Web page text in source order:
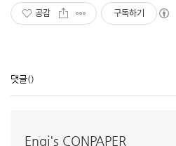
공감 구독하기
댓글()
Engi's CONPAPER